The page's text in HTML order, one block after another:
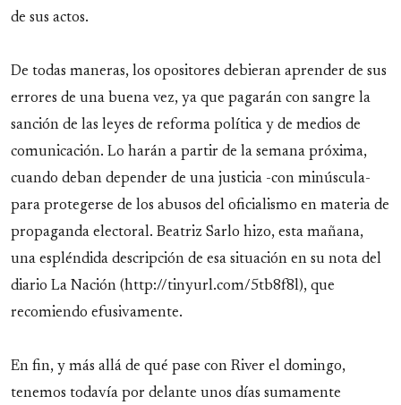
de sus actos.
De todas maneras, los opositores debieran aprender de sus
errores de una buena vez, ya que pagarán con sangre la
sanción de las leyes de reforma política y de medios de
comunicación. Lo harán a partir de la semana próxima,
cuando deban depender de una justicia -con minúscula-
para protegerse de los abusos del oficialismo en materia de
propaganda electoral. Beatriz Sarlo hizo, esta mañana,
una espléndida descripción de esa situación en su nota del
diario La Nación (http://tinyurl.com/5tb8f8l), que
recomiendo efusivamente.
En fin, y más allá de qué pase con River el domingo,
tenemos todavía por delante unos días sumamente